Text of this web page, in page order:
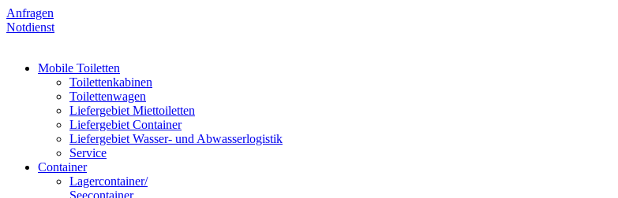
Anfragen
Notdienst
Mobile Toiletten
Toilettenkabinen
Toilettenwagen
Liefergebiet Miettoiletten
Liefergebiet Container
Liefergebiet Wasser- und Abwasserlogistik
Service
Container
Lagercontainer/
Seecontainer